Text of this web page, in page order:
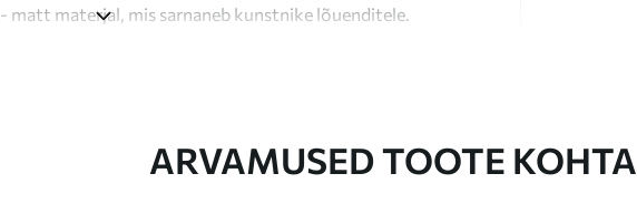
- matt materjal, mis sarnaneb kunstnike lõuenditele.
ARVAMUSED TOOTE KOHTA